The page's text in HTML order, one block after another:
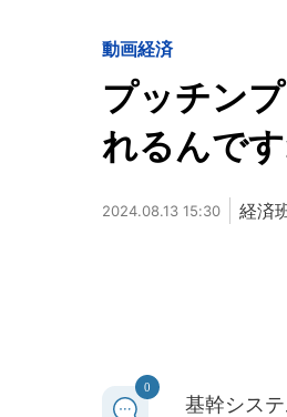
動画経済
プッチン
れるんで
2024.08.13 15:30 経済
0
基幹シス